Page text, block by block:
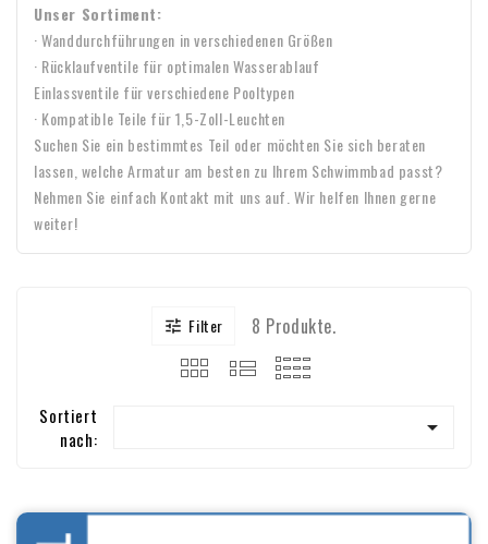
Unser Sortiment:
· Wanddurchführungen in verschiedenen Größen
· Rücklaufventile für optimalen Wasserablauf
Einlassventile für verschiedene Pooltypen
· Kompatible Teile für 1,5-Zoll-Leuchten
Suchen Sie ein bestimmtes Teil oder möchten Sie sich beraten
lassen, welche Armatur am besten zu Ihrem Schwimmbad passt?
Nehmen Sie einfach Kontakt mit uns auf. Wir helfen Ihnen gerne
weiter!
 Filter 8 Produkte.
Sortiert
nach:
